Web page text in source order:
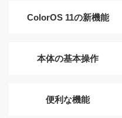
ColorOS 11の新機能
本体の基本操作
便利な機能